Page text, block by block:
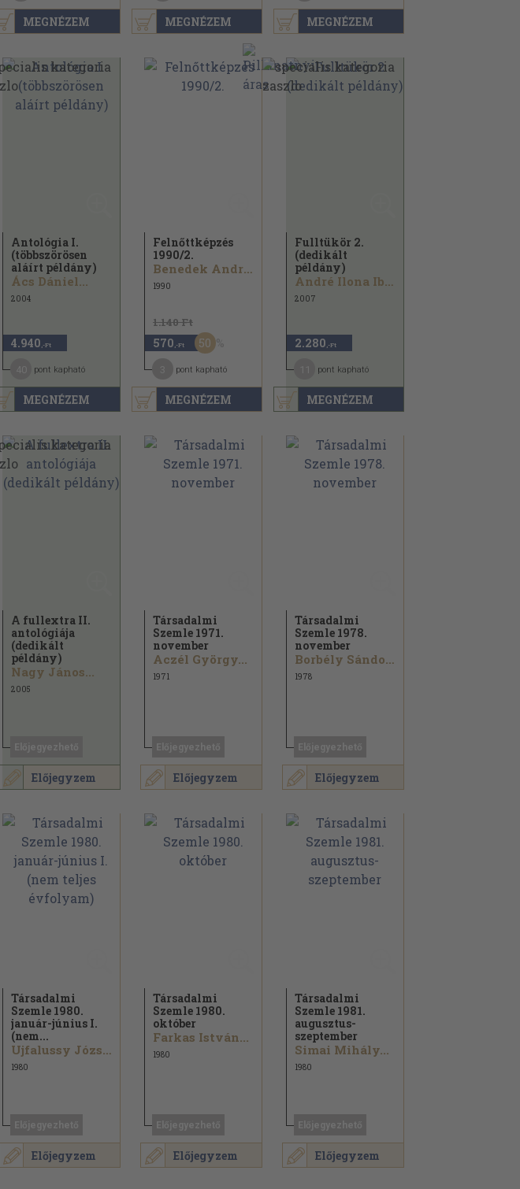
MEGNÉZEM MEGNÉZEM MEGNÉZEM
MEGNÉZEM
Antológia I.
(többszörösen
aláírt példány)
Ács Dániel...
2004
4.940 ,-Ft
pont kapható
MEGNÉZEM
Felnőttképzés
1990/2.
Benedek András...
1990
1.140 Ft
570 ,-Ft 50
pont kapható
MEGNÉZEM
Fulltükör 2.
(dedikált
példány)
André Ilona Ibolya...
2007
2.280 ,-Ft
pont kapható
Előjegyzem
A fullextra II.
antológiája
(dedikált
példány)
Nagy János...
2005
Előjegyzem
Társadalmi
Szemle 1971.
november
Aczél György...
1971
Előjegyzem
Társadalmi
Szemle 1978.
november
Borbély Sándor...
1978
Előjegyzem
Társadalmi
Szemle 1980.
január-június I.
(nem...
Ujfalussy József...
1980
Előjegyzem
Társadalmi
Szemle 1980.
október
Farkas István...
1980
Előjegyzem
Társadalmi
Szemle 1981.
augusztus-
szeptember
Simai Mihály...
1980